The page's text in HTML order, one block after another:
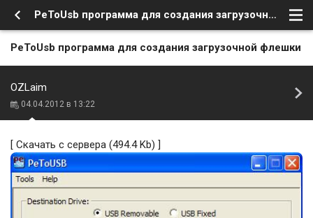
PeToUsb программа для создания загрузочной флешки
PeToUsb программа для создания загрузочной флешки
OZLaim
04.04.2012 в 13:22
[ Скачать с сервера (494.4 Kb) ]